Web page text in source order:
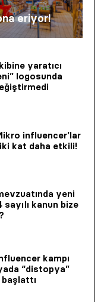
eriyor!
yaratıcı
logosunda
influencer’lar
kat daha etkili!
yeni
sayılı kanun bize
kampı
“distopya”
başlattı